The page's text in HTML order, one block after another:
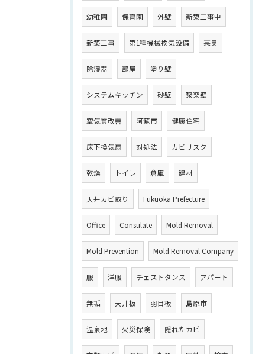
幼稚園 保育園 外壁 新築工事中
新築工事 第1種機械換気設備 悪臭
除湿器 部屋 塗り壁
システムキッチン 砂壁 聚楽壁
空気質改善 阿蘇市 健康住宅
床下換気扇 対処法 カビリスク
乾燥 トイレ 倉庫 建材
天井カビ取り Fukuoka Prefecture
Office Consulate Mold Removal
Mold Prevention Mold Removal Company
服 洋服 チェストタンス アパート
無垢 天井板 羽目板 島原市
温泉地 火災保険 隠れたカビ